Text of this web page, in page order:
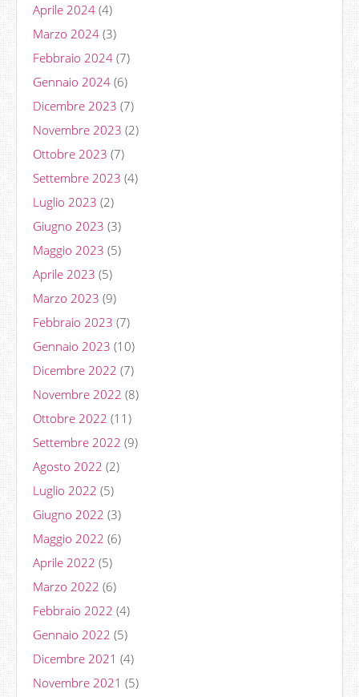
Aprile 2024 (4)
Marzo 2024 (3)
Febbraio 2024 (7)
Gennaio 2024 (6)
Dicembre 2023 (7)
Novembre 2023 (2)
Ottobre 2023 (7)
Settembre 2023 (4)
Luglio 2023 (2)
Giugno 2023 (3)
Maggio 2023 (5)
Aprile 2023 (5)
Marzo 2023 (9)
Febbraio 2023 (7)
Gennaio 2023 (10)
Dicembre 2022 (7)
Novembre 2022 (8)
Ottobre 2022 (11)
Settembre 2022 (9)
Agosto 2022 (2)
Luglio 2022 (5)
Giugno 2022 (3)
Maggio 2022 (6)
Aprile 2022 (5)
Marzo 2022 (6)
Febbraio 2022 (4)
Gennaio 2022 (5)
Dicembre 2021 (4)
Novembre 2021 (5)